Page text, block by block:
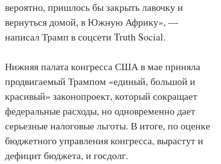
вероятно, пришлось бы закрыть лавочку и
вернуться домой, в Южную Африку», —
написал Трамп в соцсети Truth Social.
Нижняя палата конгресса США в мае приняла
продвигаемый Трампом «единый, большой и
красивый» законопроект, который сокращает
федеральные расходы, но одновременно дает
серьезные налоговые льготы. В итоге, по оценке
бюджетного управления конгресса, вырастут и
дефицит бюджета, и госдолг.